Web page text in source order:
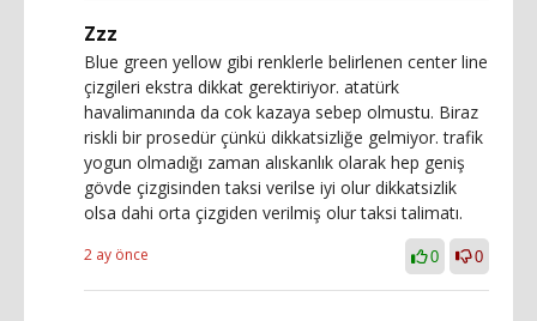
Zzz
Blue green yellow gibi renklerle belirlenen center line
çizgileri ekstra dikkat gerektiriyor. atatürk
havalimanında da cok kazaya sebep olmustu. Biraz
riskli bir prosedür çünkü dikkatsizliğe gelmiyor. trafik
yogun olmadığı zaman alıskanlık olarak hep geniş
gövde çizgisinden taksi verilse iyi olur dikkatsizlik
olsa dahi orta çizgiden verilmiş olur taksi talimatı.
2 ay önce 0 0